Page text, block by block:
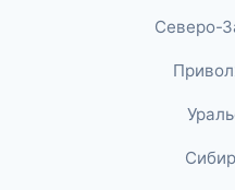
Северо-